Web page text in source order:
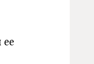
ее